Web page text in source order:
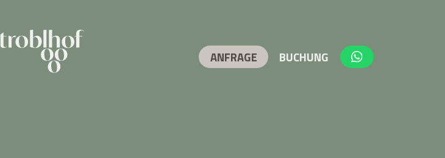
ANFRAGE BUCHUNG